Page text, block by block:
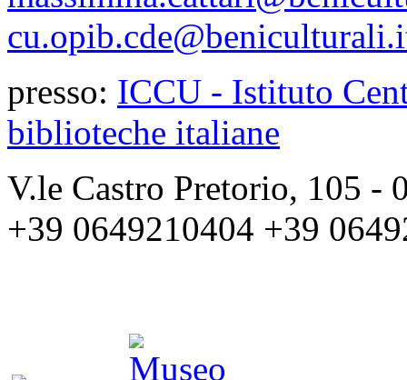
presso: ICCU - Istituto
biblioteche italiane
V.le Castro Pretorio, 105 -
+39 0649210404 +39